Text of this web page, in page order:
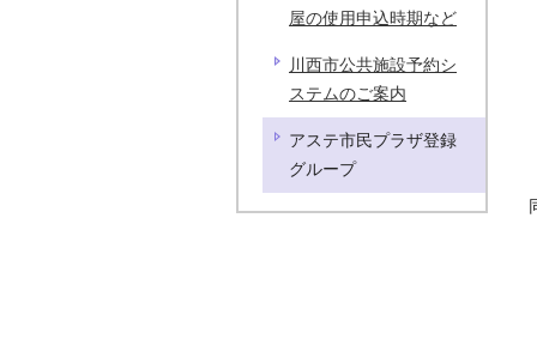
屋の使用申込時期など
川西市公共施設予約シ
ステムのご案内
アステ市民プラザ登録
グループ